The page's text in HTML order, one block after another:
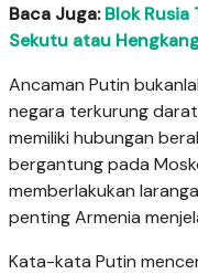
Baca Juga:Blok Rusia
Sekutu atau
Ancaman Putin
negara terkurung
memiliki hubungan
bergantung pada
memberlakukan
penting Armenia
Kata-kata Putin